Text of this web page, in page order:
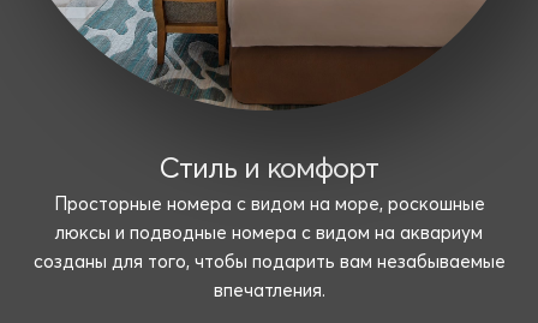
Стиль и комфорт
Просторные номера с видом на море, роскошные
люксы и подводные номера с видом на аквариум
созданы для того, чтобы подарить вам незабываемые
впечатления.